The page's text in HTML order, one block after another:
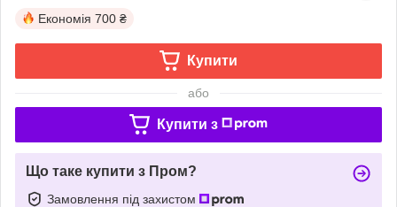
Економія 700 ₴
Купити
або
Купити з
Що таке купити з Пром?
Замовлення під захистом